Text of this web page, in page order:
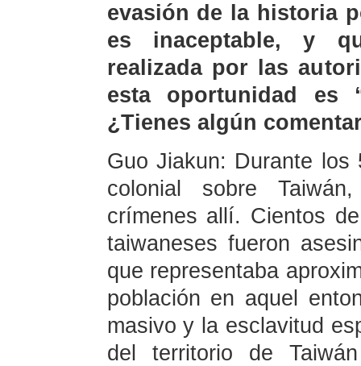
evasión de la historia
es inaceptable, y
realizada por las
esta oportunidad es
¿Tienes algún
Guo Jiakun: Durante
colonial sobre
crímenes allí. Cientos
taiwaneses fueron
que representaba
población en aquel
masivo y la esclavitud
del territorio de